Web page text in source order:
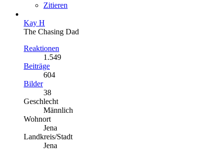
Zitieren
Kay H
The Chasing Dad
Reaktionen
1.549
Beiträge
604
Bilder
38
Geschlecht
Männlich
Wohnort
Jena
Landkreis/Stadt
Jena